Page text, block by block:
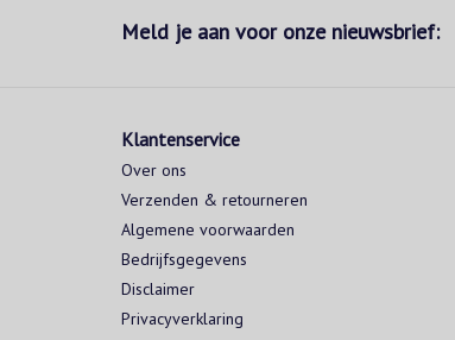
Meld je aan voor onze nieuwsbrief:
Klantenservice
Over ons
Verzenden & retourneren
Algemene voorwaarden
Bedrijfsgegevens
Disclaimer
Privacyverklaring